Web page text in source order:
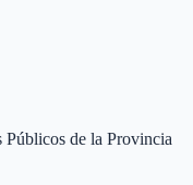
de la Provincia